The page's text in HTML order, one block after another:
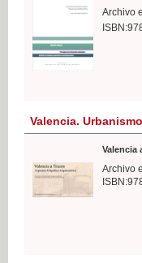
Archivo
Valencia.
Valencia
Archivo